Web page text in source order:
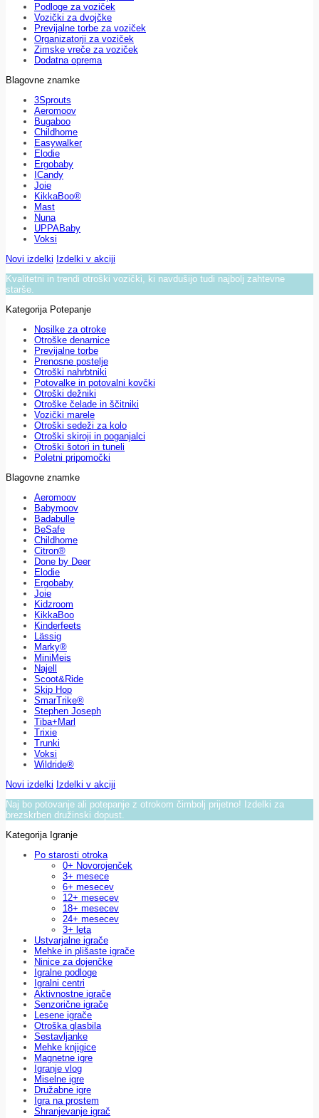
Podloge za voziček
Vozički za dvojčke
Previjalne torbe za voziček
Organizatorji za voziček
Zimske vreče za voziček
Dodatna oprema
Blagovne znamke
3Sprouts
Aeromoov
Bugaboo
Childhome
Easywalker
Elodie
Ergobaby
ICandy
Joie
KikkaBoo®
Mast
Nuna
UPPABaby
Voksi
Novi izdelki Izdelki v akciji
Kvalitetni in trendi otroški vozički, ki navdušijo tudi najbolj zahtevne
starše.
Kategorija Potepanje
Nosilke za otroke
Otroške denarnice
Previjalne torbe
Prenosne postelje
Otroški nahrbtniki
Potovalke in potovalni kovčki
Otroški dežniki
Otroške čelade in ščitniki
Vozički marele
Otroški sedeži za kolo
Otroški skiroji in poganjalci
Otroški šotori in tuneli
Poletni pripomočki
Blagovne znamke
Aeromoov
Babymoov
Badabulle
BeSafe
Childhome
Citron®
Done by Deer
Elodie
Ergobaby
Joie
Kidzroom
KikkaBoo
Kinderfeets
Lässig
Marky®
MiniMeis
Najell
Scoot&Ride
Skip Hop
SmarTrike®
Stephen Joseph
Tiba+Marl
Trixie
Trunki
Voksi
Wildride®
Novi izdelki Izdelki v akciji
Naj bo potovanje ali potepanje z otrokom čimbolj prijetno! Izdelki za
brezskrben družinski dopust.
Kategorija Igranje
Po starosti otroka
0+ Novorojenček
3+ mesece
6+ mesecev
12+ mesecev
18+ mesecev
24+ mesecev
3+ leta
Ustvarjalne igrače
Mehke in plišaste igrače
Ninice za dojenčke
Igralne podloge
Igralni centri
Aktivnostne igrače
Senzorične igrače
Lesene igrače
Otroška glasbila
Sestavljanke
Mehke knjigice
Magnetne igre
Igranje vlog
Miselne igre
Družabne igre
Igra na prostem
Shranjevanje igrač